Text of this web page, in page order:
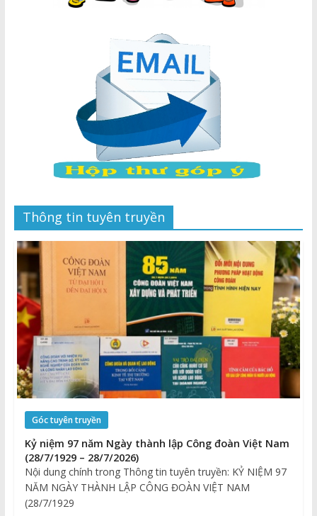
Thông tin tuyên truyền
Góc tuyên truyền
Kỷ niệm 97 năm Ngày thành lập Công đoàn Việt Nam
(28/7/1929 – 28/7/2026)
Nội dung chính trong Thông tin tuyên truyền: KỶ NIỆM 97
NĂM NGÀY THÀNH LẬP CÔNG ĐOÀN VIỆT NAM
(28/7/1929